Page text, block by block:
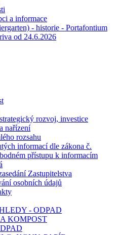
a informace
- historie - Portafontium
od 24.6.2026
rozvoj, investice
nařízení
rozsahu
informací dle zákona č.
přístupu k informacím
Zastupitelstva
osobních údajů
- ODPAD
KOMPOST